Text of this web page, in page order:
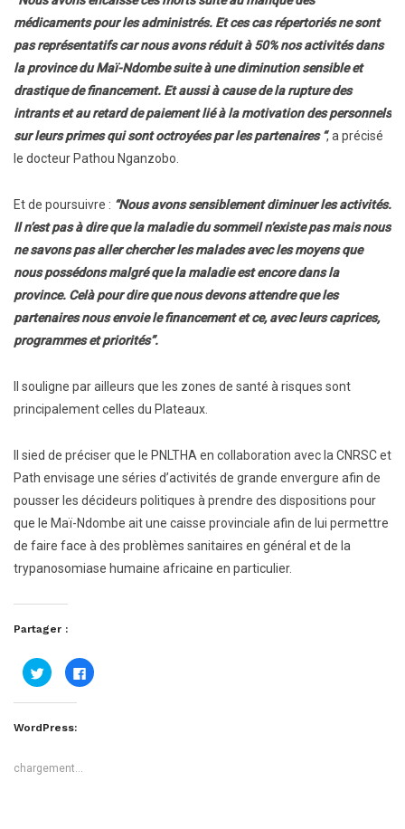
médicaments pour les administrés. Et ces cas répertoriés ne sont
pas représentatifs car nous avons réduit à 50% nos activités dans
la province du Maï-Ndombe suite à une diminution sensible et
drastique de financement. Et aussi à cause de la rupture des
intrants et au retard de paiement lié à la motivation des personnels
sur leurs primes qui sont octroyées par les partenaires “, a précisé
le docteur Pathou Nganzobo.
Et de poursuivre : “Nous avons sensiblement diminuer les activités.
Il n’est pas à dire que la maladie du sommeil n’existe pas mais nous
ne savons pas aller chercher les malades avec les moyens que
nous possédons malgré que la maladie est encore dans la
province. Celà pour dire que nous devons attendre que les
partenaires nous envoie le financement et ce, avec leurs caprices,
programmes et priorités”.
Il souligne par ailleurs que les zones de santé à risques sont
principalement celles du Plateaux.
Il sied de préciser que le PNLTHA en collaboration avec la CNRSC et
Path envisage une séries d’activités de grande envergure afin de
pousser les décideurs politiques à prendre des dispositions pour
que le Maï-Ndombe ait une caisse provinciale afin de lui permettre
de faire face à des problèmes sanitaires en général et de la
trypanosomiase humaine africaine en particulier.
Partager :
Cliquez
pour
partager
sur
dans
une
Cliquez
pour
WordPress:
chargement…